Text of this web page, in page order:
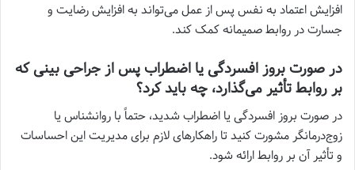
افزایش اعتماد به نفس پس از عمل می‌تواند به افزایش رضایت و
جسارت در روابط صمیمانه کمک کند.
در صورت بروز افسردگی یا اضطراب پس از جراحی بینی که
بر روابط تأثیر می‌گذارد، چه باید کرد؟
در صورت بروز افسردگی یا اضطراب شدید، حتماً با روانشناس یا
زوج‌درمانگر مشورت کنید تا راهکارهای لازم برای مدیریت این احساسات
و تأثیر آن بر روابط ارائه شود.